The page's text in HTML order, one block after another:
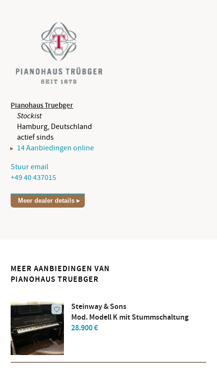
Pianohaus Truebger
Stockist
Hamburg, Deutschland
actief sinds
14 Aanbiedingen online
Stuur email
+49 40 437015
Meer dealer details
MEER AANBIEDINGEN VAN
PIANOHAUS TRUEBGER
Steinway & Sons
Mod. Modell K mit Stummschaltung
28.900 €